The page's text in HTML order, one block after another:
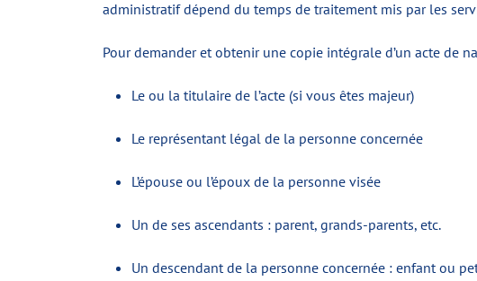
administratif dépend du temps de traitement mis par les
Pour demander et obtenir une copie intégrale d’un acte de
Le ou la titulaire de l’acte (si vous êtes majeur)
Le représentant légal de la personne concernée
L’épouse ou l’époux de la personne visée
Un de ses ascendants : parent, grands-parents, etc.
Un descendant de la personne concernée : enfant ou